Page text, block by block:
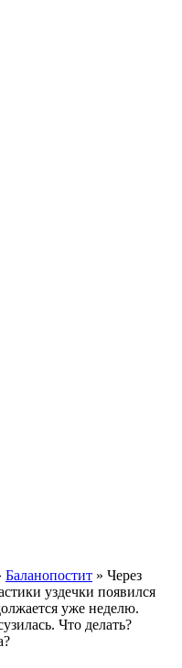
Баланопостит » Через
уздечки появился
уже неделю.
Что делать?